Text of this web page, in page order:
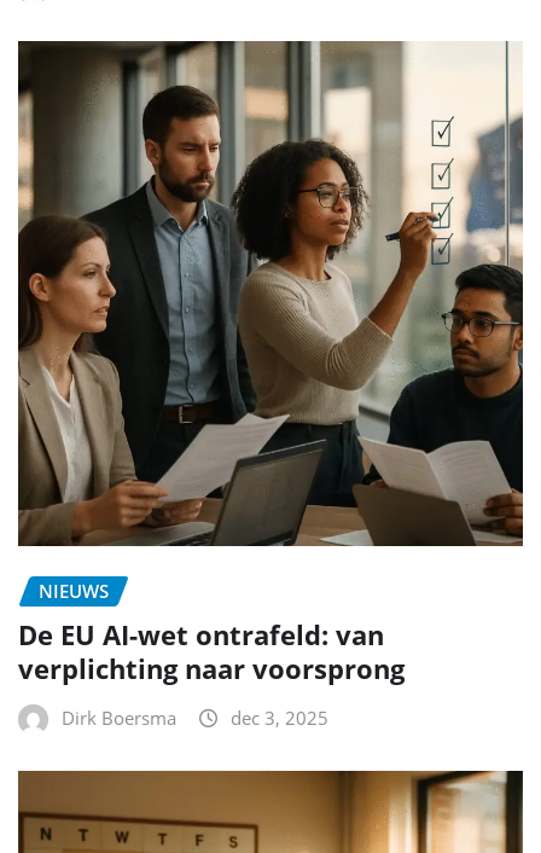
NIEUWS
De EU AI-wet ontrafeld: van
verplichting naar voorsprong
Dirk Boersma dec 3, 2025